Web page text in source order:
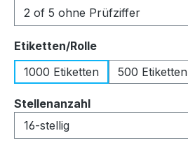
Etiketten/Rolleauswählen
1000 Etiketten
500 Etiketten
Stellenanzahlauswählen